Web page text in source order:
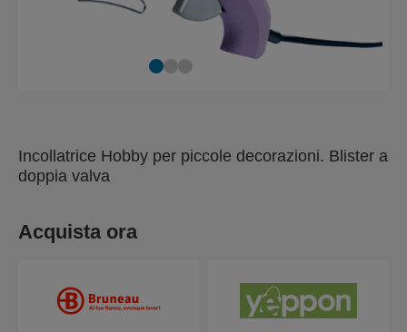
Incollatrice Hobby per piccole decorazioni. Blister a
doppia valva
Acquista ora